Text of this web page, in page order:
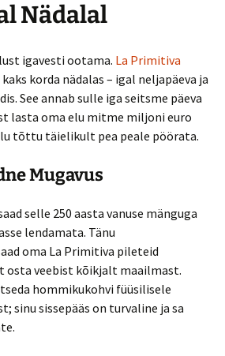
Nädalal
igavesti ootama. La Primitiva
korda nädalas – igal neljapäeva ja
See annab sulle iga seitsme päeva
lasta oma elu mitme miljoni euro
tõttu täielikult pea peale pöörata.
Mugavus
selle 250 aasta vanuse mänguga
lendamata. Tänu
oma La Primitiva pileteid
osta veebist kõikjalt maailmast.
hommikukohvi füüsilisele
sinu sissepääs on turvaline ja sa